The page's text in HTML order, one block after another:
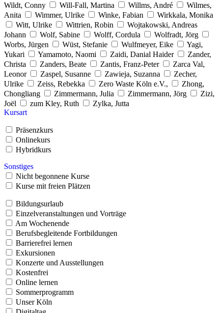
Wildt, Conny
Will-Fall, Martina Willms, André
Wilmes,
Anita
Wimmer, Ulrike Winke, Fabian
Wirkkala, Monika
Witt, Ulrike
Wittrien, Robin
Wojtakowski, Andreas
Johann
Wolf, Sabine Wolff, Cordula
Wolfradt, Jörg
Worbs, Jürgen
Wüst, Stefanie Wulfmeyer, Eike
Yagi,
Yukari
Yamamoto, Naomi Zaidi, Danial Haider
Zander,
Christa
Zanders, Beate Zantis, Franz-Peter
Zarca Val,
Leonor
Zaspel, Susanne Zawieja, Suzanna
Zecher,
Ulrike
Zeiss, Rebekka Zero Waste Köln e.V.,
Zhong,
Chongliang
Zimmermann, Julia Zimmermann, Jörg
Zizi,
Joël
zum Kley, Ruth
Zylka, Jutta
Kursart
Präsenzkurs
Onlinekurs
Hybridkurs
Sonstiges
Nicht begonnene Kurse
Kurse mit freien Plätzen
Bildungsurlaub
Einzelveranstaltungen und Vorträge
Am Wochenende
Berufsbegleitende Fortbildungen
Barrierefrei lernen
Exkursionen
Konzerte und Ausstellungen
Kostenfrei
Online lernen
Sommerprogramm
Unser Köln